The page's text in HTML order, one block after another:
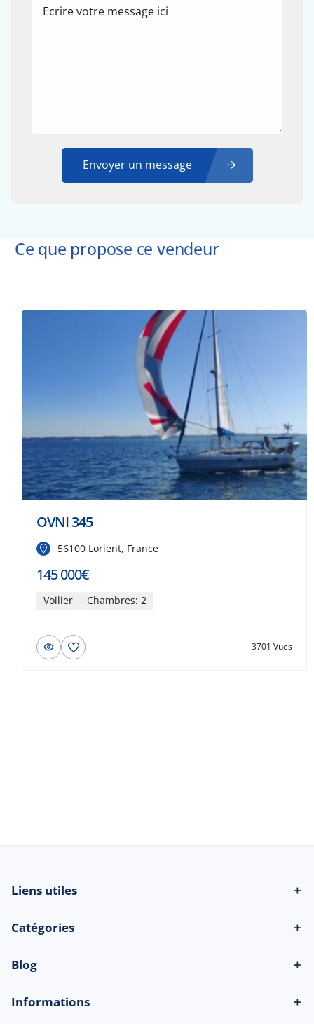
Envoyer un message
Ce que propose ce vendeur
OVNI 345
56100 Lorient, France
145 000€
Voilier Chambres: 2
3701 Vues
Liens utiles ＋
Catégories ＋
Blog ＋
Informations ＋